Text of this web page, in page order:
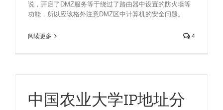
说，开启了DMZ服务等于绕过了路由器中设置的防火墙等
功能，所以应该格外注意DMZ区中计算机的安全问题。
阅读更多 4
中国农业大学IP地址分